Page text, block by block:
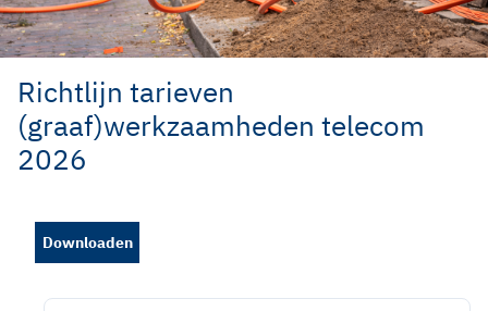
Richtlijn tarieven
(graaf)werkzaamheden telecom
2026
Downloaden